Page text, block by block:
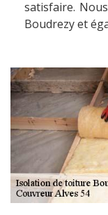
satisfaire.
Boudrezy et